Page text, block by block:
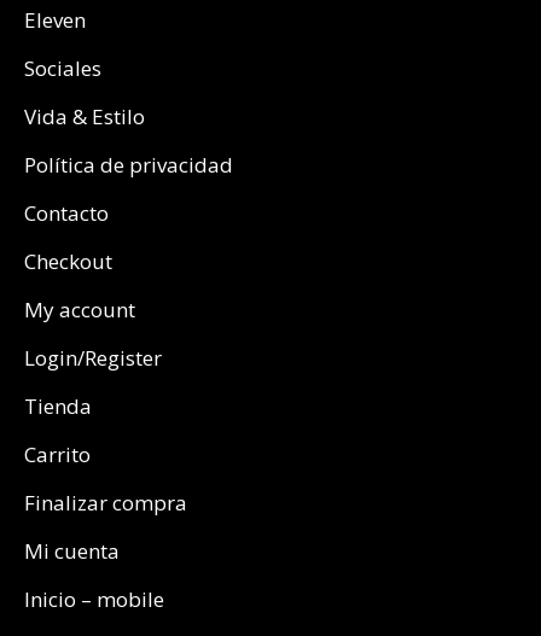
Eleven
Sociales
Vida & Estilo
Política de privacidad
Contacto
Checkout
My account
Login/Register
Tienda
Carrito
Finalizar compra
Mi cuenta
Inicio – mobile